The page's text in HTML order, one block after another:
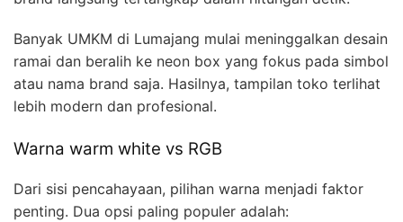
Banyak UMKM di Lumajang mulai meninggalkan desain
ramai dan beralih ke neon box yang fokus pada simbol
atau nama brand saja. Hasilnya, tampilan toko terlihat
lebih modern dan profesional.
Warna warm white vs RGB
Dari sisi pencahayaan, pilihan warna menjadi faktor
penting. Dua opsi paling populer adalah: